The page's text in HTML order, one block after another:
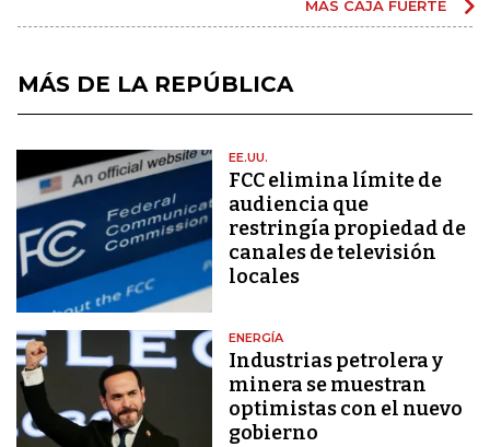
MÁS CAJA FUERTE
MÁS DE LA REPÚBLICA
EE.UU.
FCC elimina límite de
audiencia que
restringía propiedad de
canales de televisión
locales
ENERGÍA
Industrias petrolera y
minera se muestran
optimistas con el nuevo
gobierno